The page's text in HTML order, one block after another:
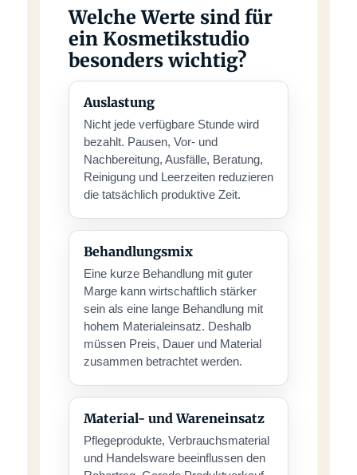
Welche Werte sind für
ein Kosmetikstudio
besonders wichtig?
Auslastung
Nicht jede verfügbare Stunde wird
bezahlt. Pausen, Vor- und
Nachbereitung, Ausfälle, Beratung,
Reinigung und Leerzeiten reduzieren
die tatsächlich produktive Zeit.
Behandlungsmix
Eine kurze Behandlung mit guter
Marge kann wirtschaftlich stärker
sein als eine lange Behandlung mit
hohem Materialeinsatz. Deshalb
müssen Preis, Dauer und Material
zusammen betrachtet werden.
Material- und Wareneinsatz
Pflegeprodukte, Verbrauchsmaterial
und Handelsware beeinflussen den